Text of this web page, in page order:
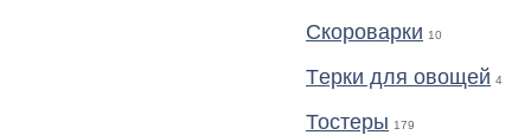
Скороварки 10
Тeрки для овощей 4
Тостеры 179